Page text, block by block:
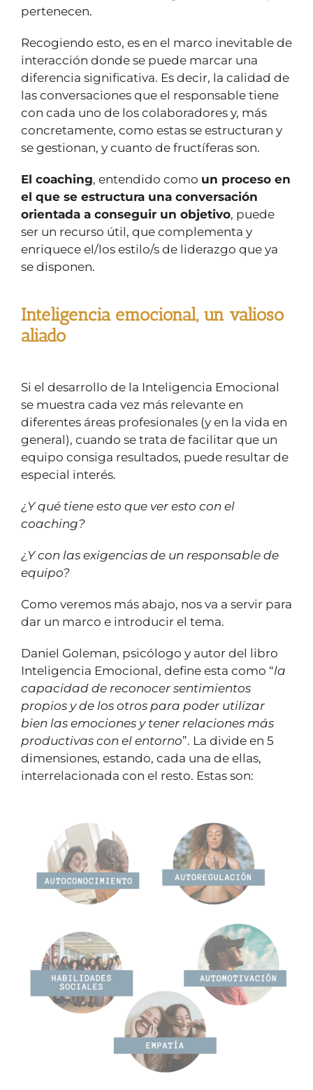
pertenecen.
Recogiendo esto, es en el marco inevitable de
interacción donde se puede marcar una
diferencia significativa. Es decir, la calidad de
las conversaciones que el responsable tiene
con cada uno de los colaboradores y, más
concretamente, como estas se estructuran y
se gestionan, y cuanto de fructíferas son.
El coaching, entendido como un proceso en
el que se estructura una conversación
orientada a conseguir un objetivo, puede
ser un recurso útil, que complementa y
enriquece el/los estilo/s de liderazgo que ya
se disponen.
Inteligencia emocional, un valioso
aliado
Si el desarrollo de la Inteligencia Emocional
se muestra cada vez más relevante en
diferentes áreas profesionales (y en la vida en
general), cuando se trata de facilitar que un
equipo consiga resultados, puede resultar de
especial interés.
¿Y qué tiene esto que ver esto con el
coaching?
¿Y con las exigencias de un responsable de
equipo?
Como veremos más abajo, nos va a servir para
dar un marco e introducir el tema.
Daniel Goleman, psicólogo y autor del libro
Inteligencia Emocional, define esta como “la
capacidad de reconocer sentimientos
propios y de los otros para poder utilizar
bien las emociones y tener relaciones más
productivas con el entorno”. La divide en 5
dimensiones, estando, cada una de ellas,
interrelacionada con el resto. Estas son: